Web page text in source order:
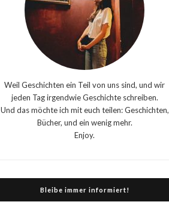
Weil Geschichten ein Teil von uns sind, und wir
jeden Tag irgendwie Geschichte schreiben.
Und das möchte ich mit euch teilen: Geschichten,
Bücher, und ein wenig mehr.
Enjoy.
Bleibe immer informiert!